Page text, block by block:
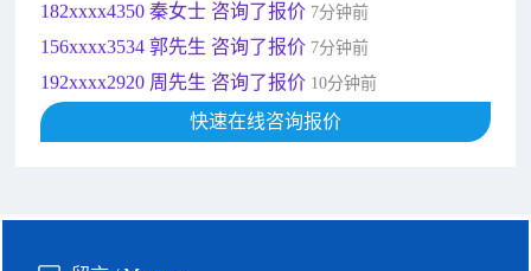
156xxxx3534 郭先生 咨询了报价 7分钟前
192xxxx2920 周先生 咨询了报价 10分钟前
189xxxx6562 王先生 咨询了报价 1秒前
190xxxx3508 徐女士 咨询了报价5秒前
快速在线咨询报价